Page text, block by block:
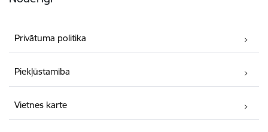
Privātuma politika
Piekļūstamība
Vietnes karte